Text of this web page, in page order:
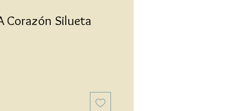
Corazón Silueta